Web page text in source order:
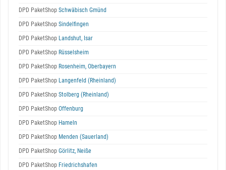
DPD PaketShop Schwäbisch Gmünd
DPD PaketShop Sindelfingen
DPD PaketShop Landshut, Isar
DPD PaketShop Rüsselsheim
DPD PaketShop Rosenheim, Oberbayern
DPD PaketShop Langenfeld (Rheinland)
DPD PaketShop Stolberg (Rheinland)
DPD PaketShop Offenburg
DPD PaketShop Hameln
DPD PaketShop Menden (Sauerland)
DPD PaketShop Görlitz, Neiße
DPD PaketShop Friedrichshafen